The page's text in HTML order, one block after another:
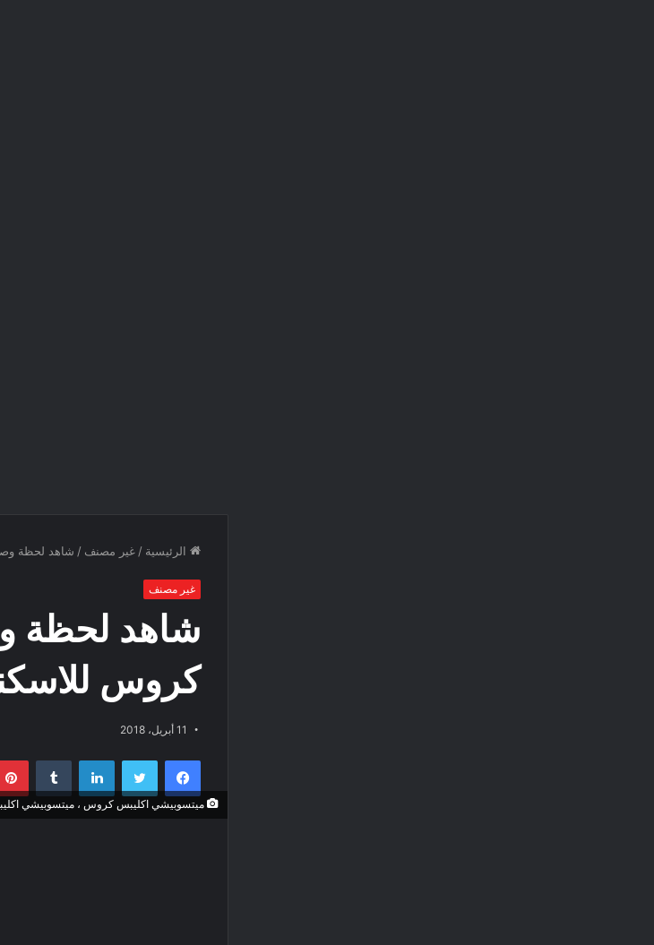
الرئيسية / غير مصنف / شاهد لحظة
غير مصنف
شاهد لحظة
كروس
11 أبريل، 2018
فيسبوك لينكدإن
ميتسوبيشي اكليبس كروس ، ميتسوبيشي